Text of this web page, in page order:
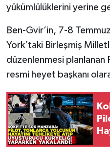
yükümlülüklerini yerine
Ben-Gvir’in, 7-8
York’taki Birleşmiş
düzenlenmesi planlanan
resmi heyet başkanı